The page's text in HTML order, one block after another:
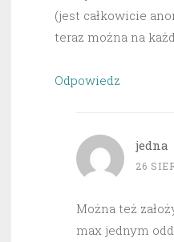
(jest całkowicie
teraz można na
Odpowiedz
jedna
26
Można też
max jednym